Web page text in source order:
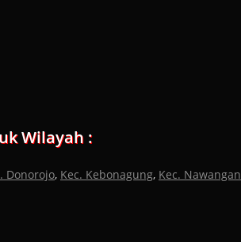
Wilayah :
Donorojo, Kec. Kebonagung, Kec. Nawangan